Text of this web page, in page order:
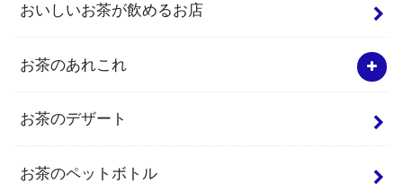
おいしいお茶が飲めるお店
お茶のあれこれ
お茶のデザート
お茶のペットボトル